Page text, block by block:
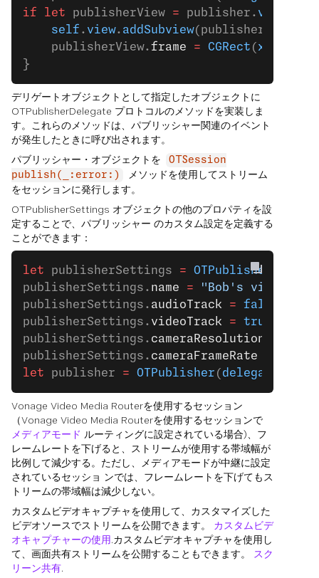
if let publisherView = publisher. view
    self
. view. addSubview(publisherView)
    publisherView.
frame = CGRect ( x
}
デリゲートオブジェクトとして指定したオブジェクトに
OTPublisherDelegate プロトコルのメソッドを実装しま
す。これらのメソッドは、パブリッシャー関連のイベント
が発生したときに呼び出されます。
パブリッシャー・オブジェクトを
OTSession
publish(_:error:)
メソッドを使用してストリーム
をセッションに発行します。
OTPublisherSettings オブジェクトの他のプロパティを設
定することで、パブリッシャー のカスタム設定を定義する
ことができます：
let publisherSettings =
publisherSettings. name = "Bob's video"
publisherSettings. audioTrack = false
publisherSettings. videoTrack = true
publisherSettings. cameraResolution
publisherSettings. cameraFrameRate
let publisher = OTPublisher ( delegate
Vonage Video Media Routerを使用するセッション
（Vonage Video Media Routerを使用するセッションで
メディアモード ルーティングに設定されている場合)、フ
レームレートを下げると、ストリームが使用する帯域幅が
比例して減少する。ただし、メディアモードが中継に設定
されているセッショ ンでは、フレームレートを下げてもス
トリームの帯域幅は減少しない。
カスタムビデオキャプチャを使用して、カスタマイズした
ビデオソースでストリームを公開できます。 カスタムビデ
オキャプチャーの使用.カスタムビデオキャプチャを使用し
て、画面共有ストリームを公開することもできます。
スク
リーン共有.